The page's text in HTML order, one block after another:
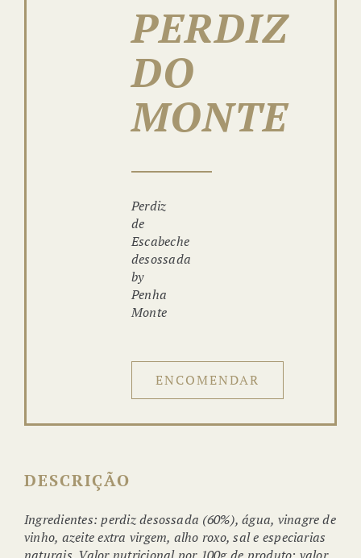
PERDIZ
DO
MONTE
Perdiz
de
Escabeche
desossada
by
Penha
Monte
ENCOMENDAR
DESCRIÇÃO
Ingredientes: perdiz desossada (60%), água, vinagre de
vinho, azeite extra virgem, alho roxo, sal e especiarias